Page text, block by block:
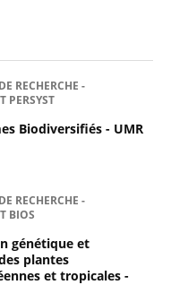
RECHERCHE -
PERSYST
Biodiversifiés - UMR
RECHERCHE -
BIOS
génétique et
plantes
et tropicales -